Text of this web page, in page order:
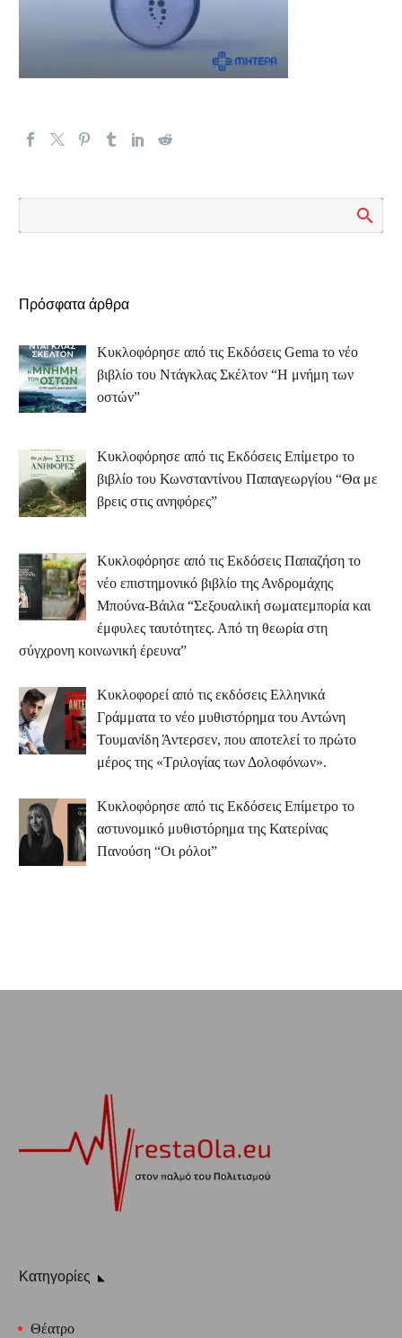
Πρόσφατα άρθρα
Κυκλοφόρησε από τις Εκδόσεις Gema το νέο
βιβλίο του Ντάγκλας Σκέλτον “Η μνήμη των
οστών”
Κυκλοφόρησε από τις Εκδόσεις Επίμετρο το
βιβλίο του Κωνσταντίνου Παπαγεωργίου “Θα με
βρεις στις ανηφόρες”
Κυκλοφόρησε από τις Εκδόσεις Παπαζήση το
νέο επιστημονικό βιβλίο της Ανδρομάχης
Μπούνα-Βάιλα “Σεξουαλική σωματεμπορία και
έμφυλες ταυτότητες. Από τη θεωρία στη
σύγχρονη κοινωνική έρευνα”
Κυκλοφορεί από τις εκδόσεις Ελληνικά
Γράμματα το νέο μυθιστόρημα του Αντώνη
Τουμανίδη Άντερσεν, που αποτελεί το πρώτο
μέρος της «Τριλογίας των Δολοφόνων».
Κυκλοφόρησε από τις Εκδόσεις Επίμετρο το
αστυνομικό μυθιστόρημα της Κατερίνας
Πανούση “Οι ρόλοι”
Κατηγορίες
Θέατρο